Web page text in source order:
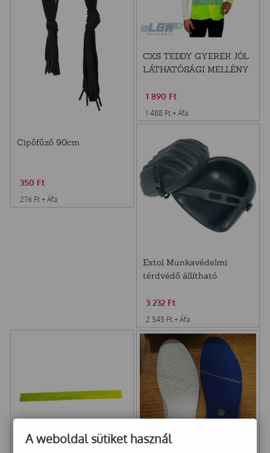
Cipőfűző 90cm
350 Ft
276 Ft + Áfa
CXS TEDDY GYEREK JÓL
LÁTHATÓSÁGI MELLÉNY
1 890 Ft
1 488 Ft + Áfa
Extol Munkavédelmi
térdvédő állítható
3 232 Ft
2 545 Ft + Áfa
A weboldal sütiket használ